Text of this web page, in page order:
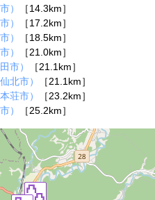
）
［14.3km］
）
［17.2km］
）
［18.5km］
）
［21.0km］
市）
［21.1km］
北市）
［21.1km］
荘市）
［23.2km］
）
［25.2km］